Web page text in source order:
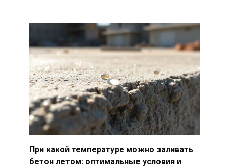
При какой температуре можно заливать
бетон летом: оптимальные условия и